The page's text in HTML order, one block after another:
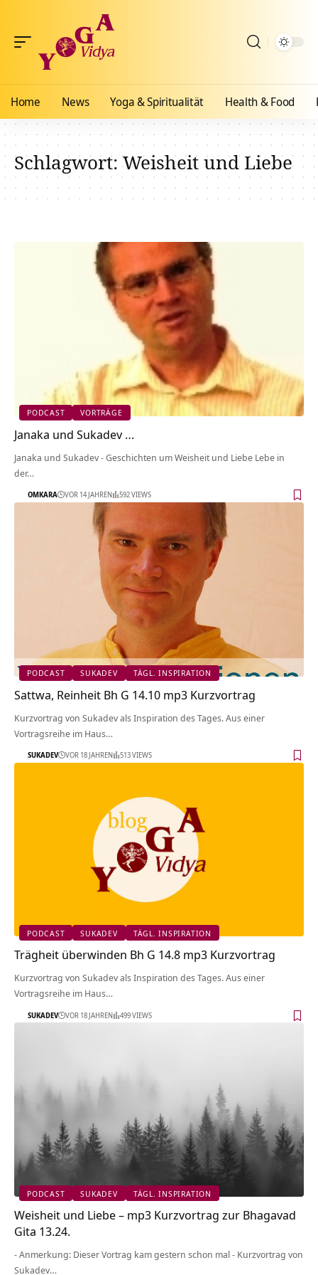
Home News Yoga & Spiritualität Health & Food
Schlagwort:Weisheit und Liebe
PODCAST VORTRÄGE
Janaka und Sukadev …
Janaka und Sukadev - Geschichten um Weisheit und Liebe Lebe in
der…
OMKARA VOR 14 JAHREN 592 VIEWS
PODCAST SUKADEV TÄGL. INSPIRATION
Sattwa, Reinheit Bh G 14.10 mp3 Kurzvortrag
Kurzvortrag von Sukadev als Inspiration des Tages. Aus einer
Vortragsreihe im Haus…
SUKADEV VOR 18 JAHREN 513 VIEWS
PODCAST SUKADEV TÄGL. INSPIRATION
Trägheit überwinden Bh G 14.8 mp3 Kurzvortrag
Kurzvortrag von Sukadev als Inspiration des Tages. Aus einer
Vortragsreihe im Haus…
SUKADEV VOR 18 JAHREN 499 VIEWS
PODCAST SUKADEV TÄGL. INSPIRATION
Weisheit und Liebe – mp3 Kurzvortrag zur Bhagavad
Gita 13.24.
- Anmerkung: Dieser Vortrag kam gestern schon mal - Kurzvortrag von
Sukadev…